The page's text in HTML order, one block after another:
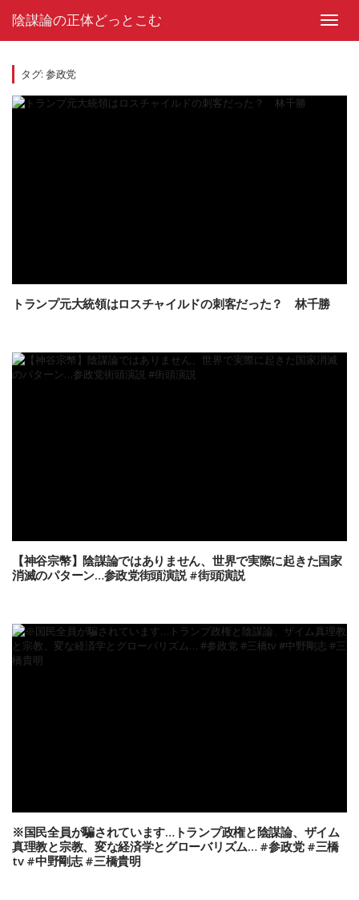
陰謀論の正体どっとこむ
タグ: 参政党
トランプ元大統領はロスチャイルドの刺客だった？ 林千勝
【神谷宗幣】陰謀論ではありません、世界で実際に起きた国家
消滅のパターン…参政党街頭演説 #街頭演説
※国民全員が騙されています…トランプ政権と陰謀論、ザイム
真理教と宗教、変な経済学とグローバリズム… #参政党 #三橋
tv #中野剛志 #三橋貴明